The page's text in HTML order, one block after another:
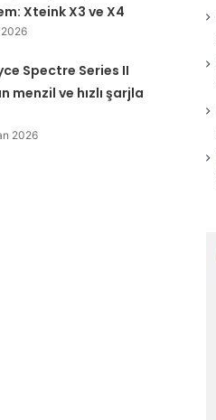
Xteink X3 ve X4
2026
Spectre Series II
menzil ve hızlı şarjla
2026